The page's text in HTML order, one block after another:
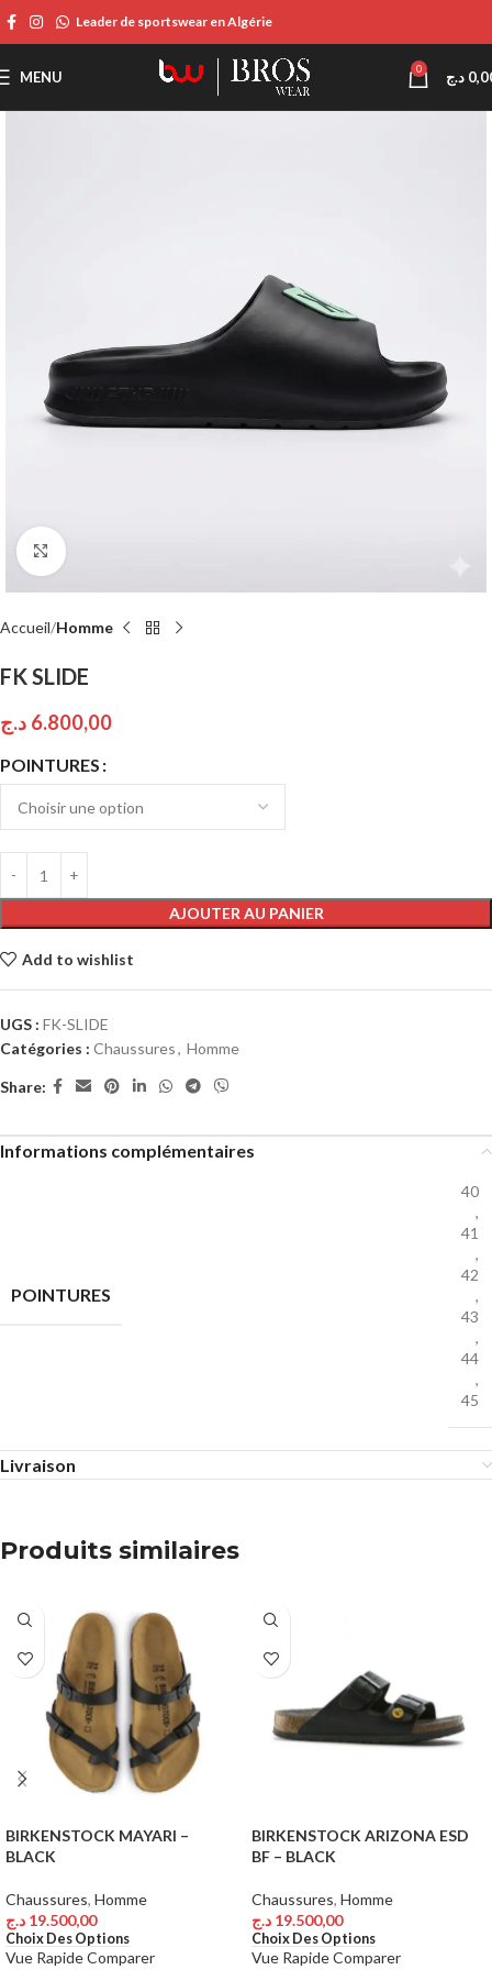
Leader de sportswear en Algérie
MENU 0 د.ج
Click to enlarge
Accueil Homme
FK SLIDE
6.800,00 د.ج
POINTURES
AJOUTER AU PANIER
Add to wishlist
UGS : FK-SLIDE
Catégories : Chaussures, Homme
Share:
Informations complémentaires
POINTURES
40
,
41
,
42
,
43
,
44
,
45
Livraison
Produits similaires
BIRKENSTOCK MAYARI –
BLACK
Chaussures, Homme
19.500,00 د.ج
Choix Des Options
Vue RapideComparer
BIRKENSTOCK ARIZONA ESD
BF – BLACK
Chaussures, Homme
19.500,00 د.ج
Choix Des Options
Vue RapideComparer